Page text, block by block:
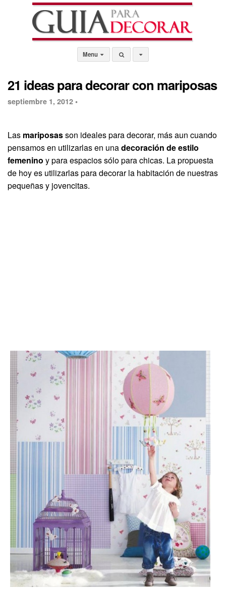
Menu
21 ideas para decorar con mariposas
septiembre 1, 2012 •
Las mariposasson ideales para decorar, más aun cuando
pensamos en utilizarlas en unadecoración de estilo
femenino y para espacios sólo para chicas. La propuesta
de hoy es utilizarlas para decorar la habitación de nuestras
pequeñas y jovencitas.